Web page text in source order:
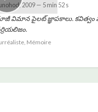
,2009— 5 min 52 s
విమాన పైలట్ జ్ఞాపకాలు. కవిత్వం
Mémoire